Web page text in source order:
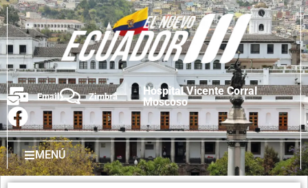
Hospital Vicente Corral
Moscoso
Email Zimbra
MENÚ